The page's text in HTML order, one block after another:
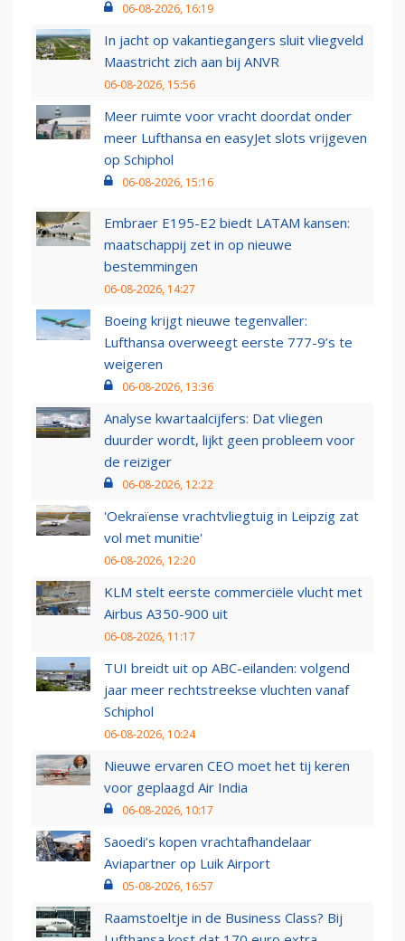
06-08-2026, 16:19
In jacht op vakantiegangers sluit vliegveld
Maastricht zich aan bij ANVR
06-08-2026, 15:56
Meer ruimte voor vracht doordat onder
meer Lufthansa en easyJet slots vrijgeven
op Schiphol
06-08-2026, 15:16
Embraer E195-E2 biedt LATAM kansen:
maatschappij zet in op nieuwe
bestemmingen
06-08-2026, 14:27
Boeing krijgt nieuwe tegenvaller:
Lufthansa overweegt eerste 777-9’s te
weigeren
06-08-2026, 13:36
Analyse kwartaalcijfers: Dat vliegen
duurder wordt, lijkt geen probleem voor
de reiziger
06-08-2026, 12:22
'Oekraïense vrachtvliegtuig in Leipzig zat
vol met munitie'
06-08-2026, 12:20
KLM stelt eerste commerciële vlucht met
Airbus A350-900 uit
06-08-2026, 11:17
TUI breidt uit op ABC-eilanden: volgend
jaar meer rechtstreekse vluchten vanaf
Schiphol
06-08-2026, 10:24
Nieuwe ervaren CEO moet het tij keren
voor geplaagd Air India
06-08-2026, 10:17
Saoedi’s kopen vrachtafhandelaar
Aviapartner op Luik Airport
05-08-2026, 16:57
Raamstoeltje in de Business Class? Bij